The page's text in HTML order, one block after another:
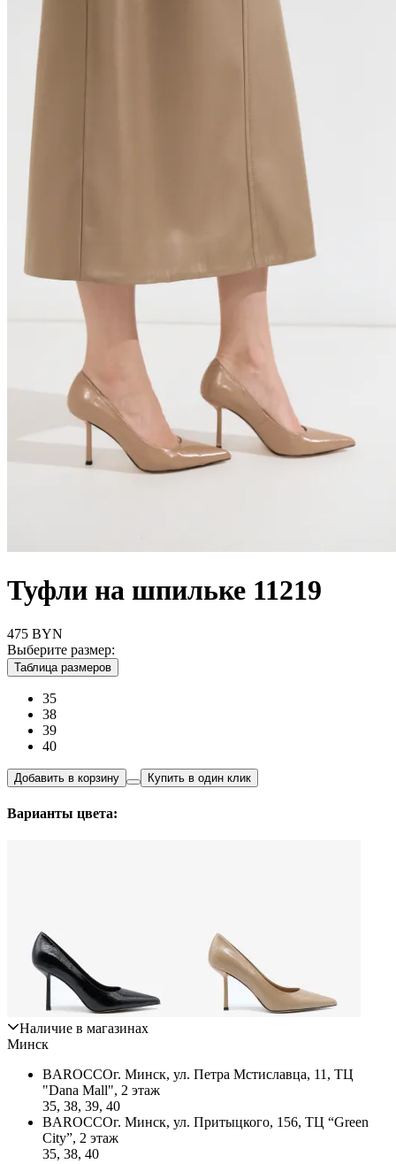
Туфли на шпильке 11219
475 BYN
Выберите размер:
Таблица размеров
35
38
39
40
Добавить в корзину Купить в один клик
Варианты цвета:
Наличие в магазинах
Минск
BAROCCOг. Минск, ул. Петра Мстиславца, 11, ТЦ
"Dana Mall", 2 этаж
35, 38, 39, 40
BAROCCOг. Минск, ул. Притыцкого, 156, ТЦ “Green
City”, 2 этаж
35, 38, 40